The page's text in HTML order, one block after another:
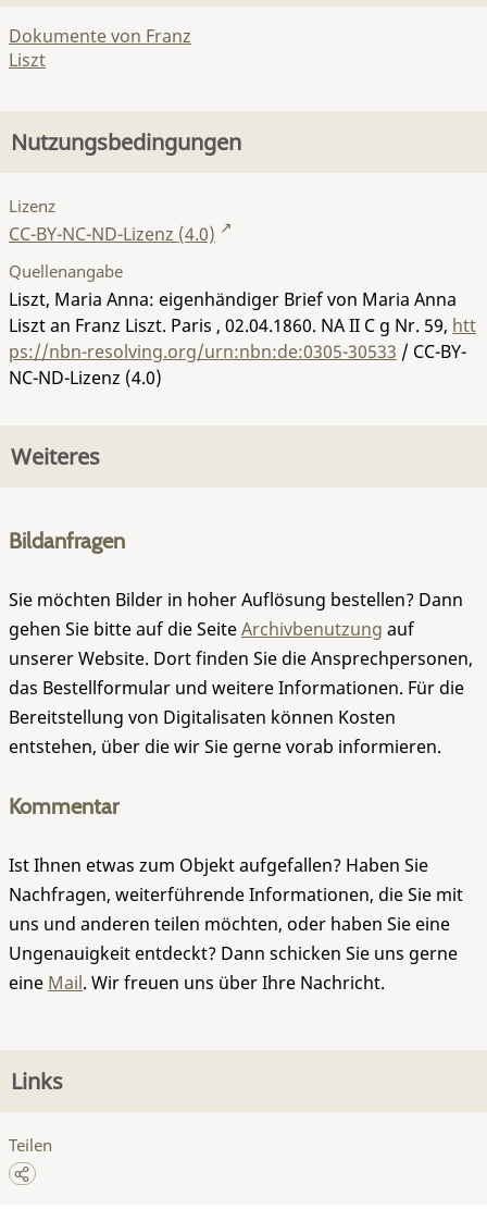
Dokumente von Franz
Liszt
Nutzungsbedingungen
Lizenz
CC-BY-NC-ND-Lizenz (4.0)
Quellenangabe
Liszt, Maria Anna: eigenhändiger Brief von Maria Anna
Liszt an Franz Liszt. Paris , 02.04.1860. NA II C g Nr. 59, htt
ps://nbn-resolving.org/urn:nbn:de:0305-30533 / CC-BY-
NC-ND-Lizenz (4.0)
Weiteres
Bildanfragen
Sie möchten Bilder in hoher Auflösung bestellen? Dann
gehen Sie bitte auf die SeiteArchivbenutzung auf
unserer Website. Dort finden Sie die Ansprechpersonen,
das Bestellformular und weitere Informationen. Für die
Bereitstellung von Digitalisaten können Kosten
entstehen, über die wir Sie gerne vorab informieren.
Kommentar
Ist Ihnen etwas zum Objekt aufgefallen? Haben Sie
Nachfragen, weiterführende Informationen, die Sie mit
uns und anderen teilen möchten, oder haben Sie eine
Ungenauigkeit entdeckt? Dann schicken Sie uns gerne
eine Mail. Wir freuen uns über Ihre Nachricht.
Links
Teilen